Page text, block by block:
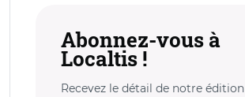
Abonnez-vous à
Localtis !
Recevez le détail de notre édition